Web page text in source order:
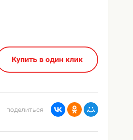
Купить в один клик
поделиться